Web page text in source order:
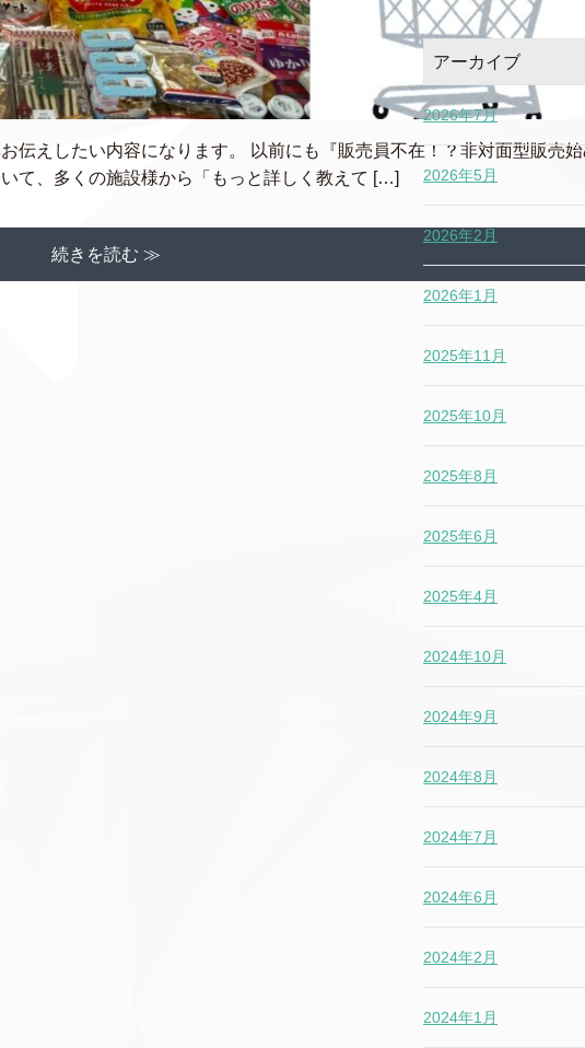
伝えしたい内容になります。 以前にも『販売員不在！？非対面型販売始
て、多くの施設様から「もっと詳しく教えて […]
続きを読む ≫
アーカイブ
2026年7月
2026年5月
2026年2月
2026年1月
2025年11月
2025年10月
2025年8月
2025年6月
2025年4月
2024年10月
2024年9月
2024年8月
2024年7月
2024年6月
2024年2月
2024年1月